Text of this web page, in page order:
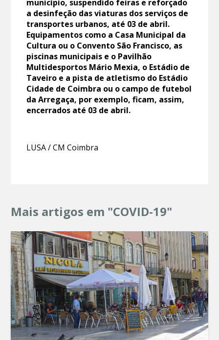
município, suspendido feiras e reforçado
a desinfeção das viaturas dos serviços de
transportes urbanos, até 03 de abril.
Equipamentos como a Casa Municipal da
Cultura ou o Convento São Francisco, as
piscinas municipais e o Pavilhão
Multidesportos Mário Mexia, o Estádio de
Taveiro e a pista de atletismo do Estádio
Cidade de Coimbra ou o campo de futebol
da Arregaça, por exemplo, ficam, assim,
encerrados até 03 de abril.
LUSA / CM Coimbra
Mais artigos em "COVID-19"